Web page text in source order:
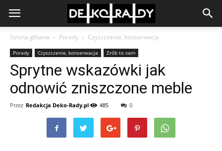
Strona główna Porady Czyszczenie, konserwacja
Porady Czyszczenie, konserwacja Zrób to sam
Sprytne wskazówki jak
odnowić zniszczone meble
Przez Redakcja Deko-Rady.pl 485 0